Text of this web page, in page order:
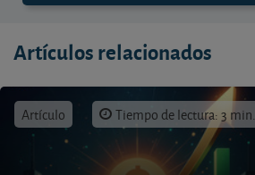
Artículos relacionados
Artículo Tiempo de lectura: 3 min.